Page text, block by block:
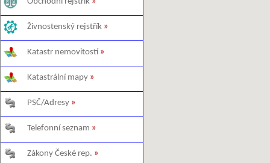
Živnostenský rejstřík »
Katastr nemovitostí »
Katastrální mapy »
PSČ/Adresy »
Telefonní seznam »
Zákony České rep. »